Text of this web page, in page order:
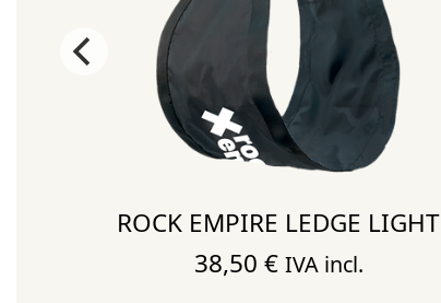
ROCK EMPIRE LEDGE LIGHT
38,50 € IVA incl.